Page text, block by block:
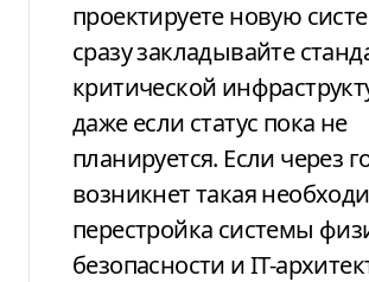
проектируете новую
сразу закладывайте
критической
даже если статус пока не
планируется. Если через
возникнет такая
перестройка системы
безопасности и IT-